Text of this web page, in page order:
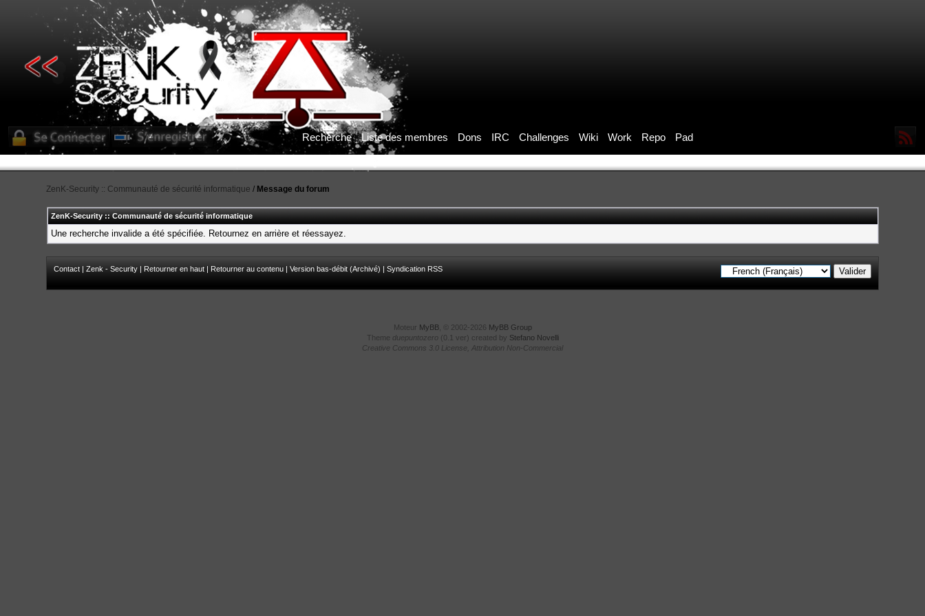
Recherche Liste des membres Dons IRC Challenges Wiki Work Repo Pad
ZenK-Security :: Communauté de sécurité informatique / Message du forum
ZenK-Security :: Communauté de sécurité informatique
Une recherche invalide a été spécifiée. Retournez en arrière et réessayez.
Contact |Zenk - Security | Retourner en haut | Retourner au contenu |Version bas-débit (Archivé) |Syndication RSS
Moteur MyBB, © 2002-2026 MyBB Group
Theme duepuntozero (0.1 ver) created by Stefano Novelli
Creative Commons 3.0 License, Attribution Non-Commercial